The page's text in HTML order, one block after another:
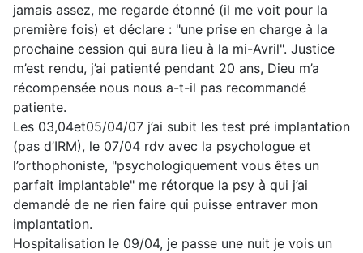
jamais assez, me regarde étonné (il me voit pour la
première fois) et déclare : "une prise en charge à la
prochaine cession qui aura lieu à la mi-Avril". Justice
m’est rendu, j’ai patienté pendant 20 ans, Dieu m’a
récompensée nous nous a-t-il pas recommandé
patiente.
Les 03,04et05/04/07 j’ai subit les test pré implantation
(pas d’IRM), le 07/04 rdv avec la psychologue et
l’orthophoniste, "psychologiquement vous êtes un
parfait implantable" me rétorque la psy à qui j’ai
demandé de ne rien faire qui puisse entraver mon
implantation.
Hospitalisation le 09/04, je passe une nuit je vois un